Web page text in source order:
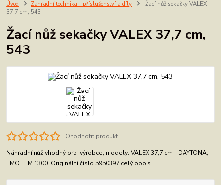
Úvod Zahradní technika - příslušenství a díly
Žací nůž sekačky VALEX
37,7 cm, 543
Žací nůž sekačky VALEX 37,7 cm,
543
Ohodnotit produkt
Náhradní nůž vhodný pro výrobce, modely: VALEX 37,7 cm - DAYTONA,
EMOT EM 1300. Originální číslo 5950397 celý popis